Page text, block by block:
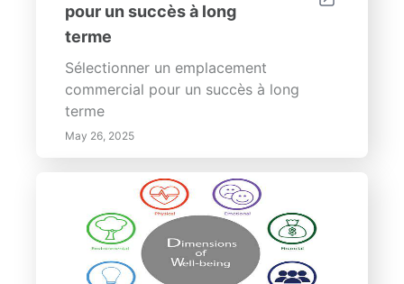
pour un succès à long
terme
Sélectionner un emplacement
commercial pour un succès à long
terme
May 26, 2025